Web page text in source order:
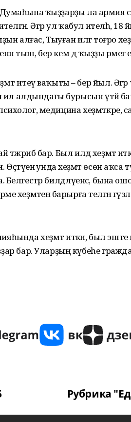
Думаһына ҡыҙҙарҙы ла
Әгәр ул ҡабул ителһә, 18
алғас, Тыуған илгә тоғро
тыш, бер кем дә ҡыҙҙы әрмегә
итеү ваҡыты – бер йыл. Әгәр
алдындағы бурысын үтәй
медицина
тәжрибә бар. Был илдә хеҙмәт
унда хеҙмәт өсөн аҡса
Белгестәр билдәләүенсә,
хеҙмәтенә барырға теләгән
хеҙмәт иткән, был
бар. Уларҙың күбеһе
Рубрика